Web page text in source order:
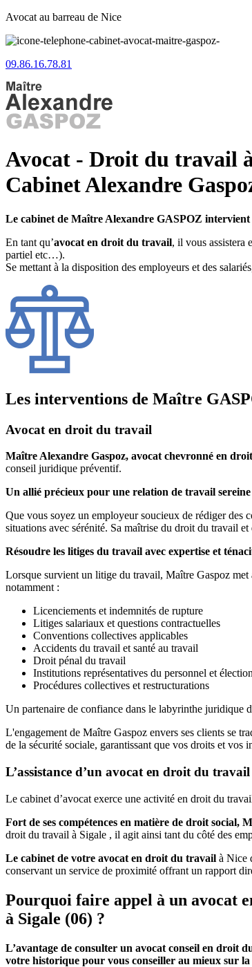
Avocat au barreau de Nice
09.86.16.78.81
Avocat - Droit du travail
Cabinet Alexandre
Le cabinet de Maître Alexandre GASPOZ intervient
En tant qu’avocat en droit du travail, il vous assistera
partiel etc…).
Se mettant à la disposition des employeurs et des
Les interventions de Maître
Avocat en droit du travail
Maître Alexandre Gaspoz, avocat chevronné en
conseil juridique préventif.
Un allié précieux pour une relation de travail sereine
Que vous soyez un employeur soucieux de rédiger des
situations avec sérénité. Sa maîtrise du droit du travail
Résoudre les litiges du travail avec expertise et
Lorsque survient un litige du travail, Maître Gaspoz met
notamment :
Licenciements et indemnités de rupture
Litiges salariaux et questions contractuelles
Conventions collectives applicables
Accidents du travail et santé au travail
Droit pénal du travail
Institutions représentatives du personnel et
Procédures collectives et restructurations
Un partenaire de confiance dans le labyrinthe juridique
L'engagement de Maître Gaspoz envers ses clients se
de la sécurité sociale, garantissant que vos droits et vos
L’assistance d’un avocat en droit du
Le cabinet d’avocat exerce une activité en droit du
Fort de ses compétences en matière de droit social,
droit du travail à Sigale , il agit ainsi tant du côté des
Le cabinet de votre avocat en droit du travail à Nice
conservant un service de proximité offrant un rapport
Pourquoi faire appel à un avocat
à Sigale (06) ?
L’avantage de consulter un avocat conseil en droit
votre historique pour vous conseiller au mieux sur